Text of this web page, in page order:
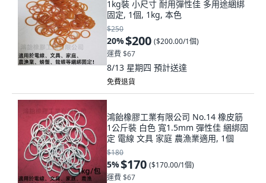
1kg裝 小尺寸 耐用彈性佳 多用途綑綁
固定, 1個, 1kg, 本色
$250
20%$200 ($200.00/1個)
運費 $67
8/13 星期四 預計送達
免費退貨
鴻飴橡膠工業有限公司 No.14 橡皮筋
1公斤裝 白色 寬1.5mm 彈性佳 綑綁固
定 電線 文具 家庭 農漁業適用, 1個
$180
5%$170 ($170.00/1個)
運費 $67